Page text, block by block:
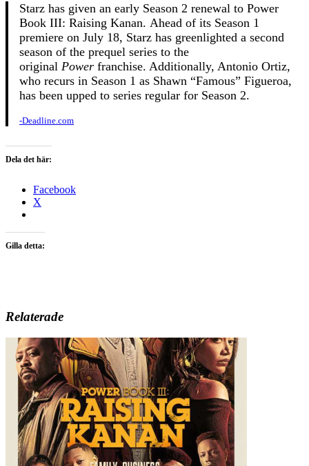
Starz has given an early Season 2 renewal to Power
Book III: Raising Kanan. Ahead of its Season 1
premiere on July 18, Starz has greenlighted a second
season of the prequel series to the
original Power franchise. Additionally, Antonio Ortiz,
who recurs in Season 1 as Shawn “Famous” Figueroa,
has been upped to series regular for Season 2.
-Deadline.com
Dela det här:
Facebook
X
Gilla detta:
Relaterade